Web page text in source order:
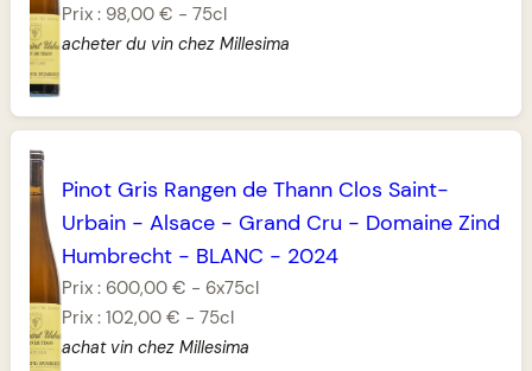
Prix : 98,00 € - 75cl
acheter du vin chez Millesima
Pinot Gris Rangen de Thann Clos Saint-
Urbain- Alsace- Grand Cru - Domaine Zind
Humbrecht- BLANC - 2024
Prix : 600,00 € - 6x75cl
Prix : 102,00 € - 75cl
achat vin chez Millesima